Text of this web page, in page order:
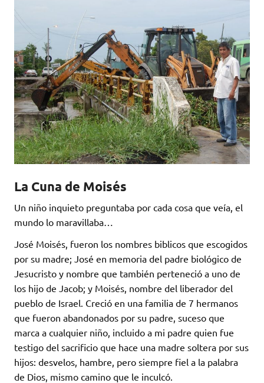
La Cuna de Moisés
Un niño inquieto preguntaba por cada cosa que veía, el
mundo lo maravillaba…
José Moisés, fueron los nombres biblicos que escogidos
por su madre; José en memoria del padre biológico de
Jesucristo y nombre que también perteneció a uno de
los hijo de Jacob; y Moisés, nombre del liberador del
pueblo de Israel. Creció en una familia de 7 hermanos
que fueron abandonados por su padre, suceso que
marca a cualquier niño, incluido a mi padre quien fue
testigo del sacrificio que hace una madre soltera por sus
hijos: desvelos, hambre, pero siempre fiel a la palabra
de Dios, mismo camino que le inculcó.